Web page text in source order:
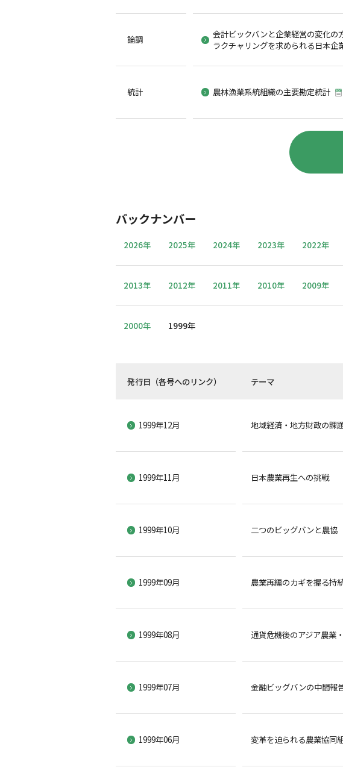
論調
会計ビックバンと企業経営の変化の
ラクチャリングを求められる日本企
統計 農林漁業系統組織の主要勘定統計
バックナンバー
2026年 2025年 2024年 2023年 2022年
2013年 2012年 2011年 2010年 2009年
2000年 1999年
発行日（各号へのリンク） テーマ
1999年12月 地域経済・地方財政の課
1999年11月 日本農業再生への挑戦
1999年10月 二つのビッグバンと農協
1999年09月 農業再編のカギを握る持
1999年08月 通貨危機後のアジア農業
1999年07月 金融ビッグバンの中間報
1999年06月 変革を迫られる農業協同